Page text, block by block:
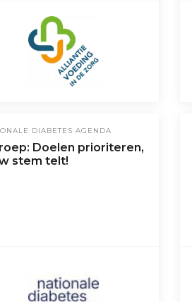
DIABETES AGENDA
Doelen prioriteren,
stem telt!